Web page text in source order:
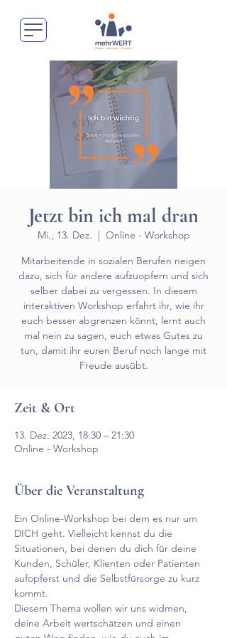
Jetzt bin ich mal dran
Mi., 13. Dez.
  |
Online - Workshop
Mitarbeitende in sozialen Berufen neigen
dazu, sich für andere aufzuopfern und sich
selber dabei zu vergessen. In diesem
interaktiven Workshop erfahrt ihr, wie ihr
euch besser abgrenzen könnt, lernt auch
mal nein zu sagen, euch etwas Gutes zu
tun, damit ihr euren Beruf noch lange mit
Freude ausübt.
Zeit & Ort
13. Dez. 2023, 18:30 – 21:30
Online - Workshop
Über die Veranstaltung
Ein Online-Workshop bei dem es nur um
DICH geht. Vielleicht kennst du die
Situationen, bei denen du dich für deine
Kunden, Schüler, Klienten oder Patienten
aufopferst und die Selbstfürsorge zu kurz
kommt.
Diesem Thema wollen wir uns widmen,
deine Arbeit wertschätzen und einen